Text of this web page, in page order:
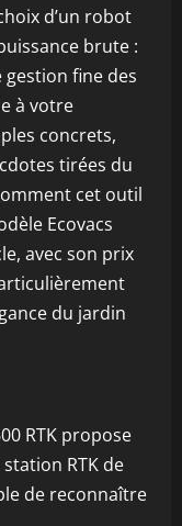
d’un robot
brute :
fine des
à votre
concrets,
tirées du
cet outil
Ecovacs
avec son prix
du jardin
RTK propose
RTK de
de reconnaître